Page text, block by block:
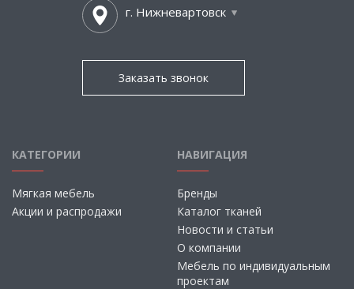
г. Нижневартовск
Заказать звонок
КАТЕГОРИИ
Мягкая мебель
Акции и распродажи
НАВИГАЦИЯ
Бренды
Каталог тканей
Новости и статьи
О компании
Мебель по индивидуальным
проектам